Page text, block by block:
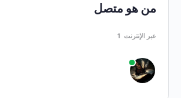
من هو متصل
عبر الإنترنت 1